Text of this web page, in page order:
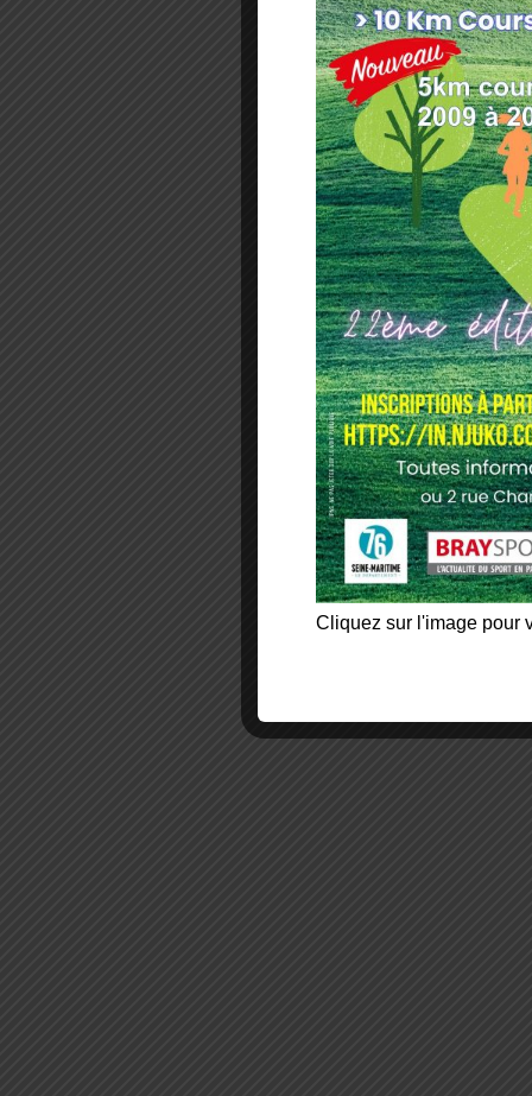
Cliquez sur l'image pour